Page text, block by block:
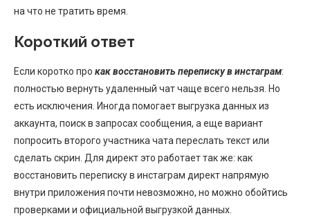
на что не тратить время.
Короткий ответ
Если коротко про как восстановить переписку в инстаграм:
полностью вернуть удаленный чат чаще всего нельзя. Но
есть исключения. Иногда помогает выгрузка данных из
аккаунта, поиск в запросах сообщения, а еще вариант
попросить второго участника чата переслать текст или
сделать скрин. Для директ это работает так же: как
восстановить переписку в инстаграм директ напрямую
внутри приложения почти невозможно, но можно обойтись
проверками и официальной выгрузкой данных.